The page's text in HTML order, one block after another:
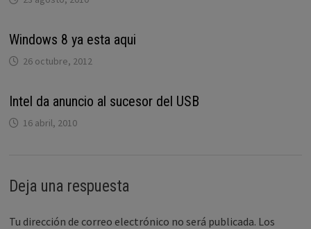
Windows 8 ya esta aqui
26 octubre, 2012
Intel da anuncio al sucesor del USB
16 abril, 2010
Deja una respuesta
Tu dirección de correo electrónico no será publicada. Los